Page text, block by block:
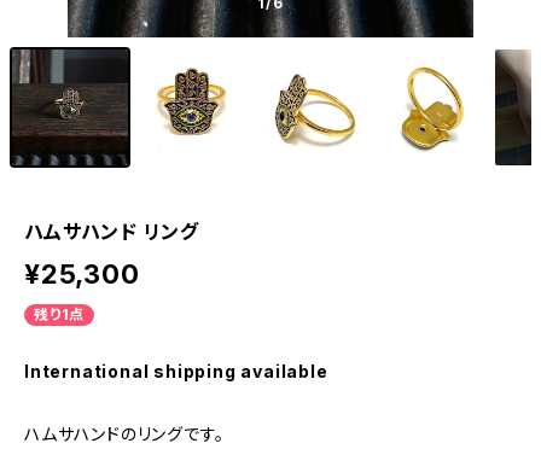
ハムサハンド リング
¥25,300
残り1点
International shipping available
ハムサハンドのリングです。